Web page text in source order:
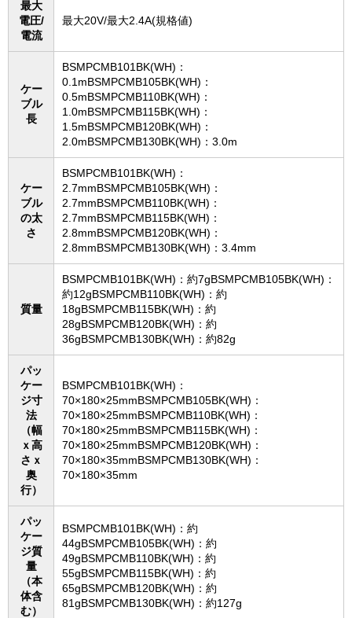
最大
電圧/
電流
最大20V/最大2.4A(規格値)
ケー
ブル
長
BSMPCMB101BK(WH)：
0.1mBSMPCMB105BK(WH)：
0.5mBSMPCMB110BK(WH)：
1.0mBSMPCMB115BK(WH)：
1.5mBSMPCMB120BK(WH)：
2.0mBSMPCMB130BK(WH)：3.0m
ケー
ブル
の太
さ
BSMPCMB101BK(WH)：
2.7mmBSMPCMB105BK(WH)：
2.7mmBSMPCMB110BK(WH)：
2.7mmBSMPCMB115BK(WH)：
2.8mmBSMPCMB120BK(WH)：
2.8mmBSMPCMB130BK(WH)：3.4mm
質量
BSMPCMB101BK(WH)：約7gBSMPCMB105BK(WH)：
約12gBSMPCMB110BK(WH)：約
18gBSMPCMB115BK(WH)：約
28gBSMPCMB120BK(WH)：約
36gBSMPCMB130BK(WH)：約82g
パッ
ケー
ジ寸
法
（幅
ｘ高
さｘ
奥
行）
BSMPCMB101BK(WH)：
70×180×25mmBSMPCMB105BK(WH)：
70×180×25mmBSMPCMB110BK(WH)：
70×180×25mmBSMPCMB115BK(WH)：
70×180×25mmBSMPCMB120BK(WH)：
70×180×35mmBSMPCMB130BK(WH)：
70×180×35mm
パッ
ケー
ジ質
量
（本
体含
む）
BSMPCMB101BK(WH)：約
44gBSMPCMB105BK(WH)：約
49gBSMPCMB110BK(WH)：約
55gBSMPCMB115BK(WH)：約
65gBSMPCMB120BK(WH)：約
81gBSMPCMB130BK(WH)：約127g